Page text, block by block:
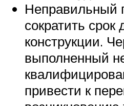
Неправильный
сократить срок
конструкции.
выполненный
привести к